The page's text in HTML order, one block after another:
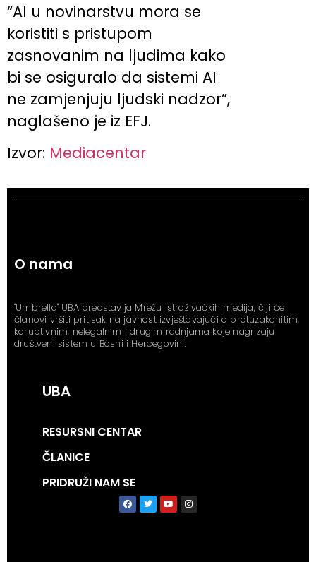
“AI u novinarstvu mora se
koristiti s pristupom
zasnovanim na ljudima kako
bi se osiguralo da sistemi AI
ne zamjenjuju ljudski nadzor”,
naglašeno je iz EFJ.
Izvor: Mediacentar
O nama
"Umbrella" UBA predstavlja Mrežu istraživačkih medija, čiji će
članovi vršiti pritisak na javnost izvještavajući o protuzakonitim,
koruptivnim, nelegalnim i drugim radnjama koje nagrizaju
društveni sistem u Bosni i Hercegovini.
UBA
RESURSNI CENTAR
ČLANICE
PRIDRUŽI NAM SE